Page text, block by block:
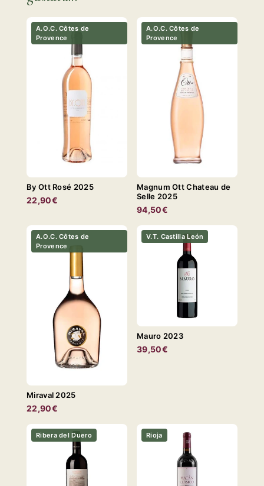
A.O.C. Côtes de
Provence
By Ott Rosé 2025
22,90€
A.O.C. Côtes de
Provence
Magnum Ott Chateau de
Selle 2025
94,50€
A.O.C. Côtes de
Provence
Miraval 2025
22,90€
V.T. Castilla León
Mauro 2023
39,50€
Ribera del Duero Rioja